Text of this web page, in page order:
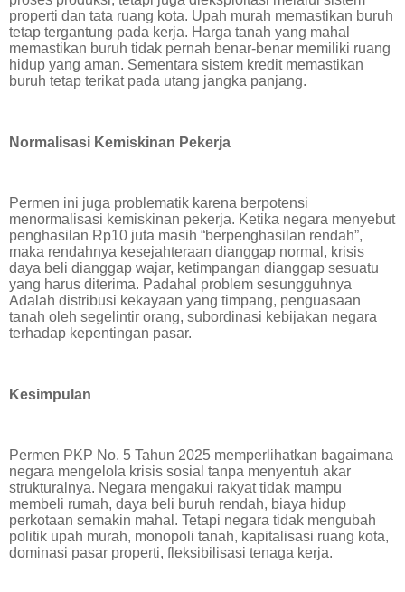
properti dan tata ruang kota. Upah murah memastikan buruh
tetap tergantung pada kerja. Harga tanah yang mahal
memastikan buruh tidak pernah benar-benar memiliki ruang
hidup yang aman. Sementara sistem kredit memastikan
buruh tetap terikat pada utang jangka panjang.
Normalisasi Kemiskinan Pekerja
Permen ini juga problematik karena berpotensi
menormalisasi kemiskinan pekerja. Ketika negara menyebut
penghasilan Rp10 juta masih “berpenghasilan rendah”,
maka rendahnya kesejahteraan dianggap normal, krisis
daya beli dianggap wajar, ketimpangan dianggap sesuatu
yang harus diterima. Padahal problem sesungguhnya
Adalah distribusi kekayaan yang timpang, penguasaan
tanah oleh segelintir orang, subordinasi kebijakan negara
terhadap kepentingan pasar.
Kesimpulan
Permen PKP No. 5 Tahun 2025 memperlihatkan bagaimana
negara mengelola krisis sosial tanpa menyentuh akar
strukturalnya. Negara mengakui rakyat tidak mampu
membeli rumah, daya beli buruh rendah, biaya hidup
perkotaan semakin mahal. Tetapi negara tidak mengubah
politik upah murah, monopoli tanah, kapitalisasi ruang kota,
dominasi pasar properti, fleksibilisasi tenaga kerja.